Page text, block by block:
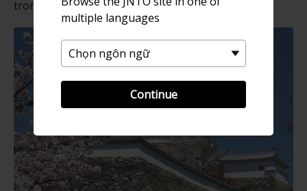
multiple languages
Continue
trong thành.